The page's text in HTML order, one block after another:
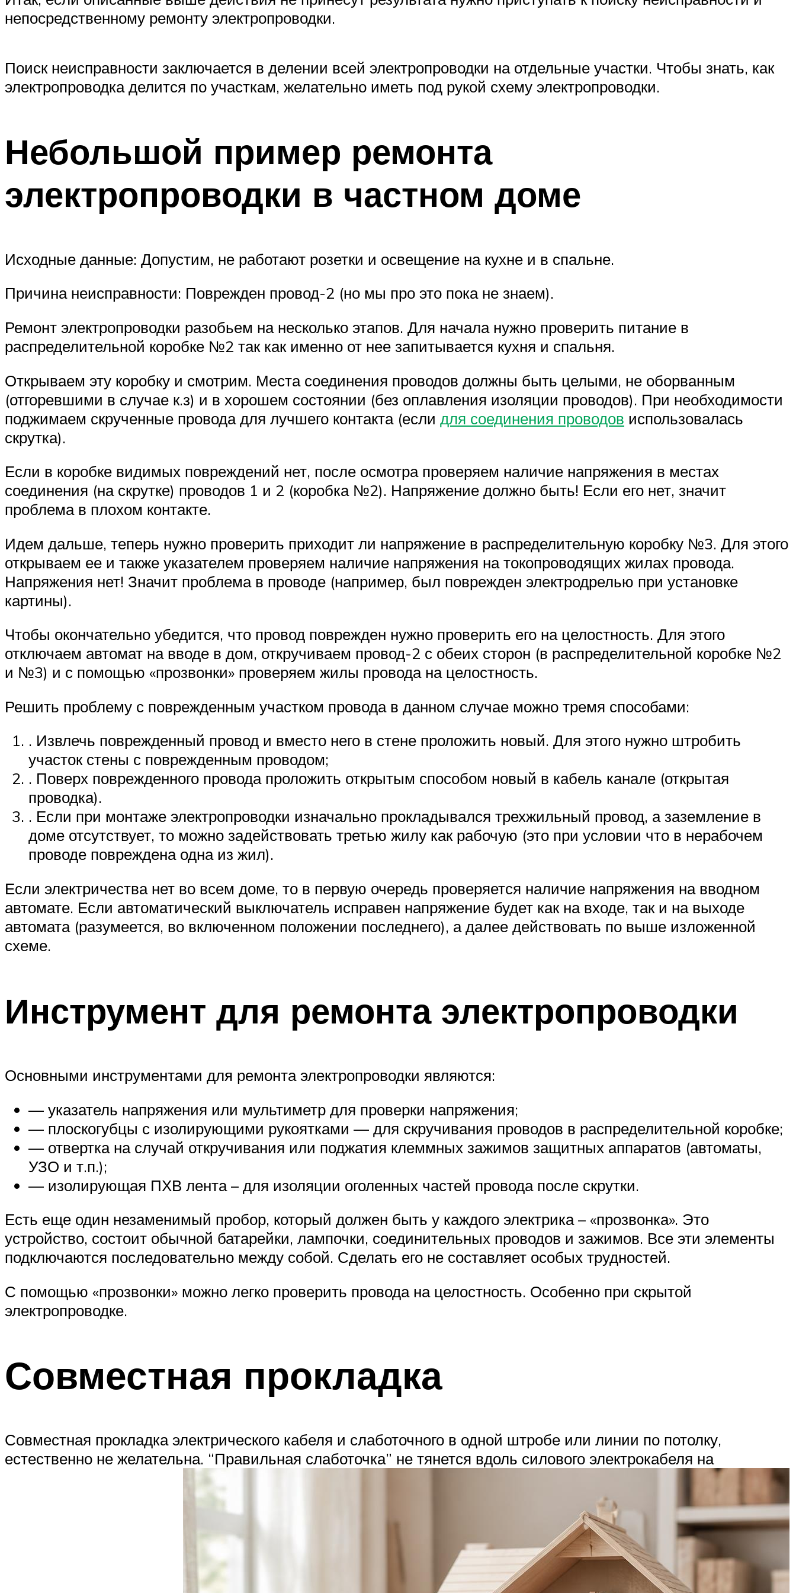
непосредственному ремонту электропроводки.
Поиск неисправности заключается в делении всей электропроводки на отдельные участки. Чтобы знать, как
электропроводка делится по участкам, желательно иметь под рукой схему электропроводки.
Небольшой пример ремонта
электропроводки в частном доме
Исходные данные: Допустим, не работают розетки и освещение на кухне и в спальне.
Причина неисправности: Поврежден провод-2 (но мы про это пока не знаем).
Ремонт электропроводки разобьем на несколько этапов. Для начала нужно проверить питание в
распределительной коробке №2 так как именно от нее запитывается кухня и спальня.
Открываем эту коробку и смотрим. Места соединения проводов должны быть целыми, не оборванным
(отгоревшими в случае к.з) и в хорошем состоянии (без оплавления изоляции проводов). При необходимости
поджимаем скрученные провода для лучшего контакта (если для соединения проводов использовалась
скрутка).
Если в коробке видимых повреждений нет, после осмотра проверяем наличие напряжения в местах
соединения (на скрутке) проводов 1 и 2 (коробка №2). Напряжение должно быть! Если его нет, значит
проблема в плохом контакте.
Идем дальше, теперь нужно проверить приходит ли напряжение в распределительную коробку №3. Для этого
открываем ее и также указателем проверяем наличие напряжения на токопроводящих жилах провода.
Напряжения нет! Значит проблема в проводе (например, был поврежден электродрелью при установке
картины).
Чтобы окончательно убедится, что провод поврежден нужно проверить его на целостность. Для этого
отключаем автомат на вводе в дом, откручиваем провод-2 с обеих сторон (в распределительной коробке №2
и №3) и с помощью «прозвонки» проверяем жилы провода на целостность.
Решить проблему с поврежденным участком провода в данном случае можно тремя способами:
. Извлечь поврежденный провод и вместо него в стене проложить новый. Для этого нужно штробить
участок стены с поврежденным проводом;
. Поверх поврежденного провода проложить открытым способом новый в кабель канале (открытая
проводка).
. Если при монтаже электропроводки изначально прокладывался трехжильный провод, а заземление в
доме отсутствует, то можно задействовать третью жилу как рабочую (это при условии что в нерабочем
проводе повреждена одна из жил).
Если электричества нет во всем доме, то в первую очередь проверяется наличие напряжения на вводном
автомате. Если автоматический выключатель исправен напряжение будет как на входе, так и на выходе
автомата (разумеется, во включенном положении последнего), а далее действовать по выше изложенной
схеме.
Инструмент для ремонта электропроводки
Основными инструментами для ремонта электропроводки являются:
— указатель напряжения или мультиметр для проверки напряжения;
— плоскогубцы с изолирующими рукоятками — для скручивания проводов в распределительной коробке;
— отвертка на случай откручивания или поджатия клеммных зажимов защитных аппаратов (автоматы,
УЗО и т.п.);
— изолирующая ПХВ лента – для изоляции оголенных частей провода после скрутки.
Есть еще один незаменимый пробор, который должен быть у каждого электрика – «прозвонка». Это
устройство, состоит обычной батарейки, лампочки, соединительных проводов и зажимов. Все эти элементы
подключаются последовательно между собой. Сделать его не составляет особых трудностей.
С помощью «прозвонки» можно легко проверить провода на целостность. Особенно при скрытой
электропроводке.
Совместная прокладка
Совместная прокладка электрического кабеля и слаботочного в одной штробе или линии по потолку,
естественно не желательна. “Правильная слаботочка” не тянется вдоль силового электрокабеля на